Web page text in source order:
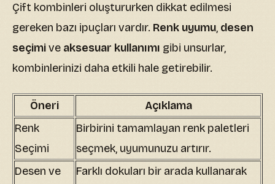
Çift kombinleri oluştururken dikkat edilmesi
gereken bazı ipuçları vardır. Renk uyumu, desen
seçimive aksesuar kullanımı gibi unsurlar,
kombinlerinizi daha etkili hale getirebilir.
Öneri
Açıklama
Renk
Seçimi
Birbirini tamamlayan renk paletleri
seçmek, uyumunuzu artırır.
Desen ve
Farklı dokuları bir arada kullanarak